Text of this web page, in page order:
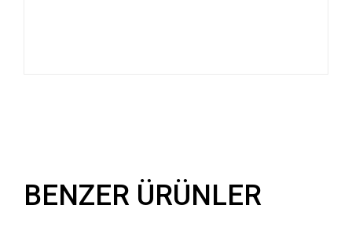
BENZER ÜRÜNLER